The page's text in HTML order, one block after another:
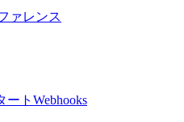
ァレンス
ート Webhooks